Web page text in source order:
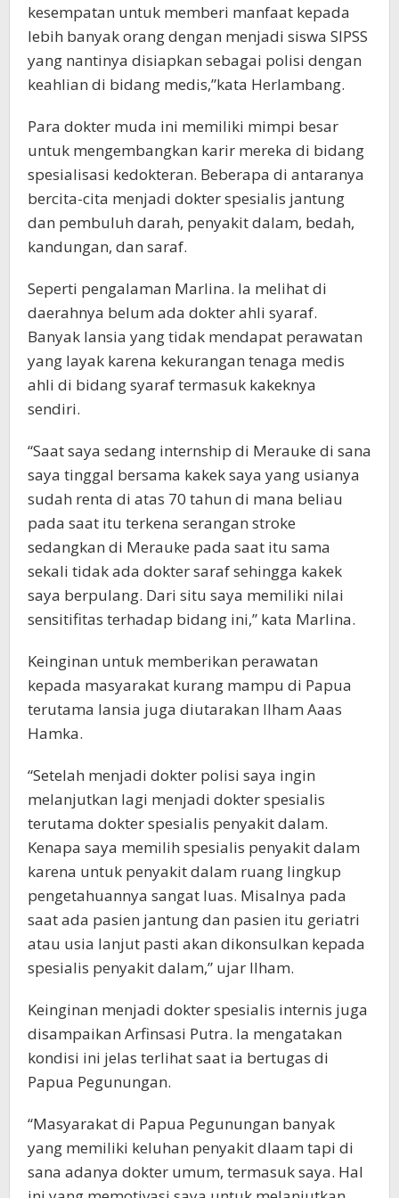
kesempatan untuk memberi manfaat kepada
lebih banyak orang dengan menjadi siswa SIPSS
yang nantinya disiapkan sebagai polisi dengan
keahlian di bidang medis,”kata Herlambang.
Para dokter muda ini memiliki mimpi besar
untuk mengembangkan karir mereka di bidang
spesialisasi kedokteran. Beberapa di antaranya
bercita-cita menjadi dokter spesialis jantung
dan pembuluh darah, penyakit dalam, bedah,
kandungan, dan saraf.
Seperti pengalaman Marlina. Ia melihat di
daerahnya belum ada dokter ahli syaraf.
Banyak lansia yang tidak mendapat perawatan
yang layak karena kekurangan tenaga medis
ahli di bidang syaraf termasuk kakeknya
sendiri.
“Saat saya sedang internship di Merauke di sana
saya tinggal bersama kakek saya yang usianya
sudah renta di atas 70 tahun di mana beliau
pada saat itu terkena serangan stroke
sedangkan di Merauke pada saat itu sama
sekali tidak ada dokter saraf sehingga kakek
saya berpulang. Dari situ saya memiliki nilai
sensitifitas terhadap bidang ini,” kata Marlina.
Keinginan untuk memberikan perawatan
kepada masyarakat kurang mampu di Papua
terutama lansia juga diutarakan Ilham Aaas
Hamka.
“Setelah menjadi dokter polisi saya ingin
melanjutkan lagi menjadi dokter spesialis
terutama dokter spesialis penyakit dalam.
Kenapa saya memilih spesialis penyakit dalam
karena untuk penyakit dalam ruang lingkup
pengetahuannya sangat luas. Misalnya pada
saat ada pasien jantung dan pasien itu geriatri
atau usia lanjut pasti akan dikonsulkan kepada
spesialis penyakit dalam,” ujar Ilham.
Keinginan menjadi dokter spesialis internis juga
disampaikan Arfinsasi Putra. Ia mengatakan
kondisi ini jelas terlihat saat ia bertugas di
Papua Pegunungan.
“Masyarakat di Papua Pegunungan banyak
yang memiliki keluhan penyakit dlaam tapi di
sana adanya dokter umum, termasuk saya. Hal